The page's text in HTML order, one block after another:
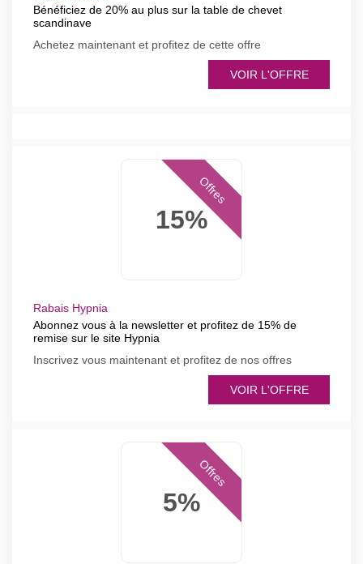
Bénéficiez de 20% au plus sur la table de chevet
scandinave
Achetez maintenant et profitez de cette offre
VOIR L'OFFRE
15%
Offres
Rabais Hypnia
Abonnez vous à la newsletter et profitez de 15% de
remise sur le site Hypnia
Inscrivez vous maintenant et profitez de nos offres
VOIR L'OFFRE
5%
Offres